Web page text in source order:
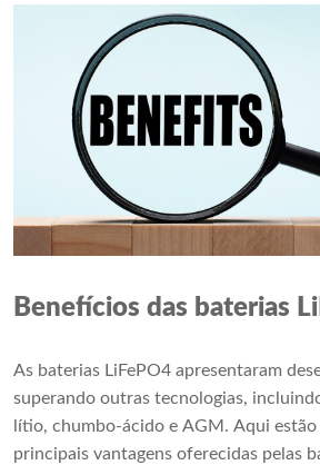
Benefícios das baterias
As baterias LiFePO4 apresentaram
superando outras tecnologias,
lítio, chumbo-ácido e AGM. Aqui estão
principais vantagens oferecidas pelas